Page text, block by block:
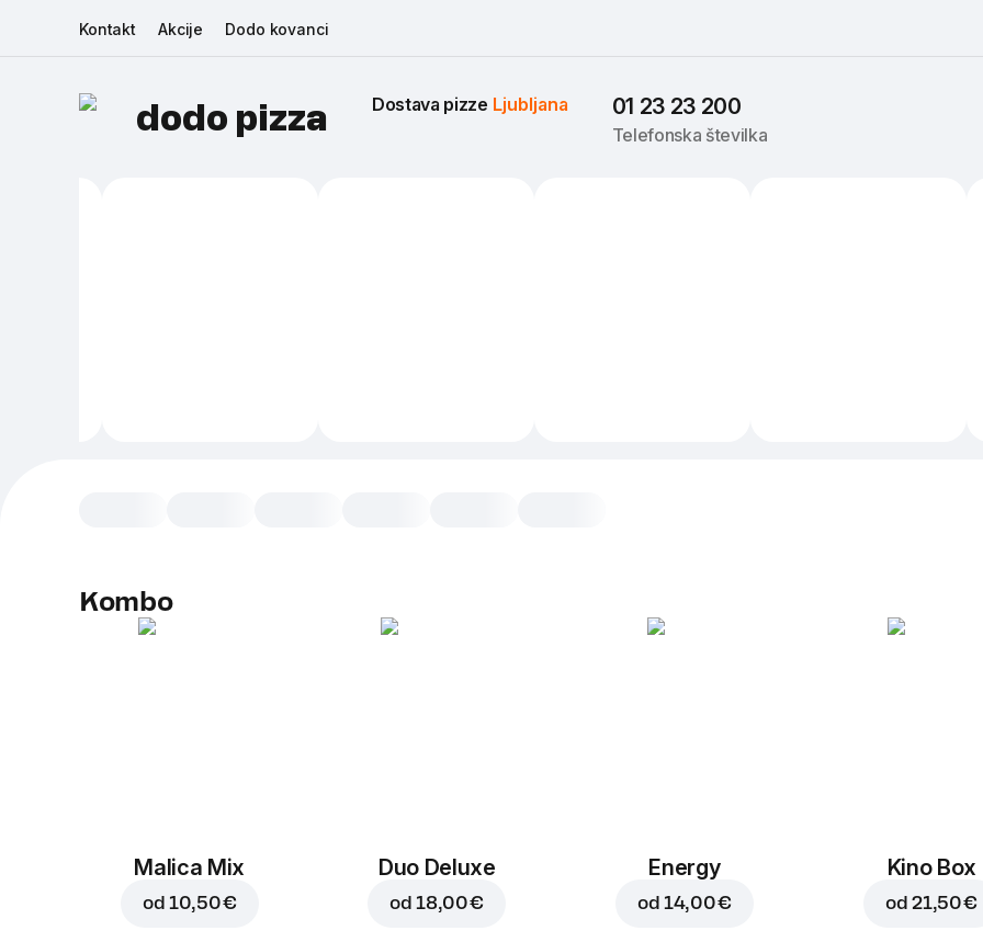
Kontakt Akcije Dodo kovanci
dodo pizza Dostava pizze Ljubljana 01 23 23 200
Telefonska številka
Kombo
Malica Mix
od 10,50 €
Duo Deluxe
od18,00 €
Energy
od 14,00 €
Kino Box
od21,50 €